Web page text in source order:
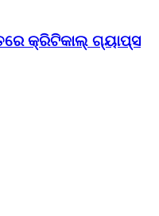
କ୍ରିଟିକାଲ୍ ଗ୍ୟାପ୍ସ